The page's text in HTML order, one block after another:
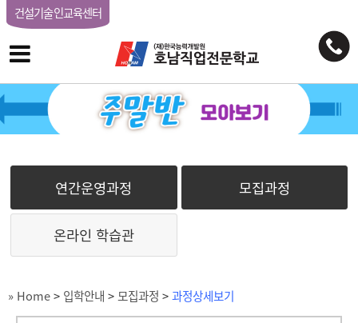
건설기술인교육센터
연간운영과정 모집과정
온라인 학습관
» Home> 입학안내 >모집과정 >과정상세보기